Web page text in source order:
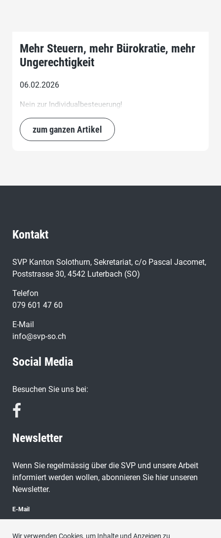
Mehr Steuern, mehr Bürokratie, mehr
Ungerechtigkeit
06.02.2026
Nein zur Individualbesteuerung!
zum ganzen Artikel
Kontakt
SVP Kanton Solothurn, Sekretariat, c/o Pascal Jacomet,
Poststrasse 30, 4542 Luterbach (SO)
Telefon
079 601 47 60
E-Mail
info@svp-so.ch
Social Media
Besuchen Sie uns bei:
Newsletter
Wenn Sie regelmässig über die SVP und unsere Arbeit
informiert werden wollen, abonnieren Sie hier unseren
Newsletter.
E-Mail
Wir verwenden Cookies, um Inhalte und Anzeigen zu